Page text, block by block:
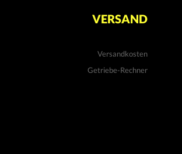
VERSAND
Versandkosten
Getriebe-Rechner